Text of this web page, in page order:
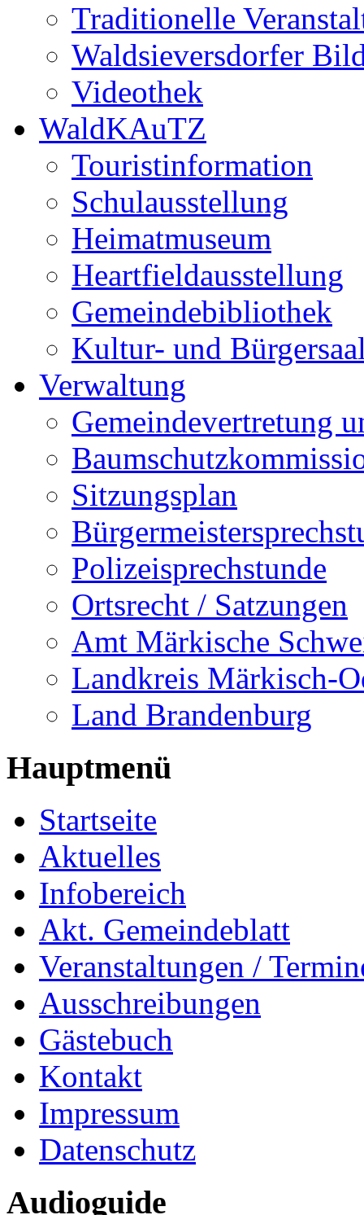
Traditionelle
Waldsieversdorfer
Videothek
WaldKAuTZ
Touristinformation
Schulausstellung
Heimatmuseum
Heartfieldausstellung
Gemeindebibliothek
Kultur- und
Verwaltung
Gemeindevertretung
Sitzungsplan
Polizeisprechstunde
Ortsrecht / Satzungen
Amt Märkische
Landkreis Märkisch-
Land Brandenburg
Hauptmenü
Startseite
Aktuelles
Infobereich
Akt. Gemeindeblatt
Veranstaltungen /
Ausschreibungen
Gästebuch
Kontakt
Impressum
Datenschutz
Audioguide